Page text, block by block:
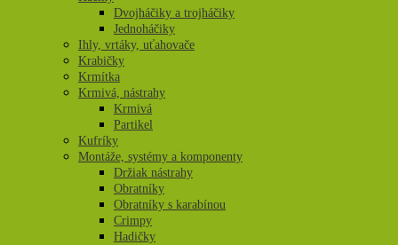
Dvojháčiky a trojháčiky
Jednoháčiky
Ihly, vrtáky, uťahovače
Krabičky
Krmítka
Krmivá, nástrahy
Krmivá
Partikel
Kufríky
Montáže, systémy a komponenty
Držiak nástrahy
Obratníky
Obratníky s karabínou
Crimpy
Hadičky